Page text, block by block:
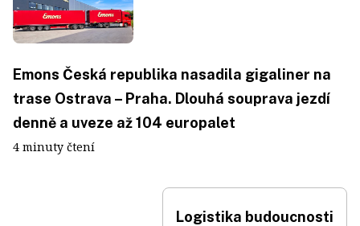
Emons Česká republika nasadila gigaliner na
trase Ostrava – Praha. Dlouhá souprava jezdí
denně a uveze až 104 europalet
4 minuty čtení
Logistika budoucnosti